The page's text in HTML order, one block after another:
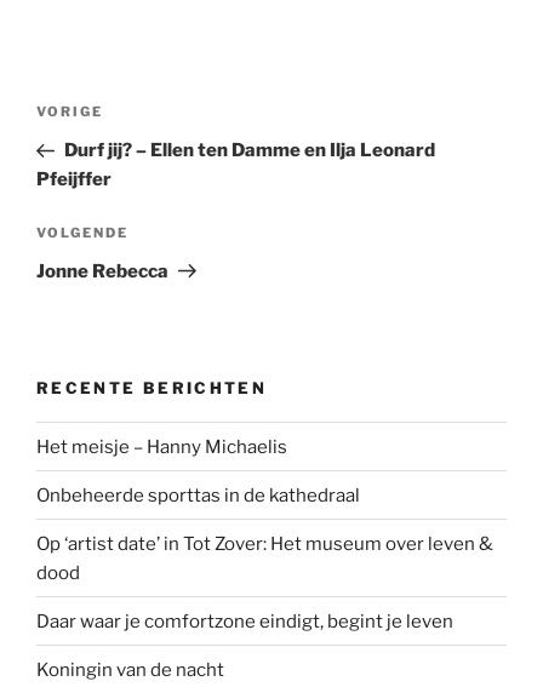
Bericht
Vorig
bericht
VORIGE
Durf jij? – Ellen ten Damme en Ilja Leonard
Pfeijffer
Volgend
bericht
VOLGENDE
Jonne Rebecca
RECENTE BERICHTEN
Het meisje – Hanny Michaelis
Onbeheerde sporttas in de kathedraal
Op ‘artist date’ in Tot Zover: Het museum over leven &
dood
Daar waar je comfortzone eindigt, begint je leven
Koningin van de nacht